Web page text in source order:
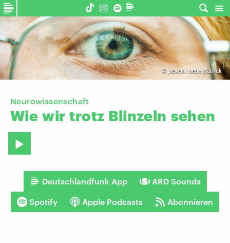
© pexels I sean patrick
Neurowissenschaft
Wie wir trotz Blinzeln sehen
Deutschlandfunk App ARD Sounds
Spotify Apple Podcasts Abonnieren